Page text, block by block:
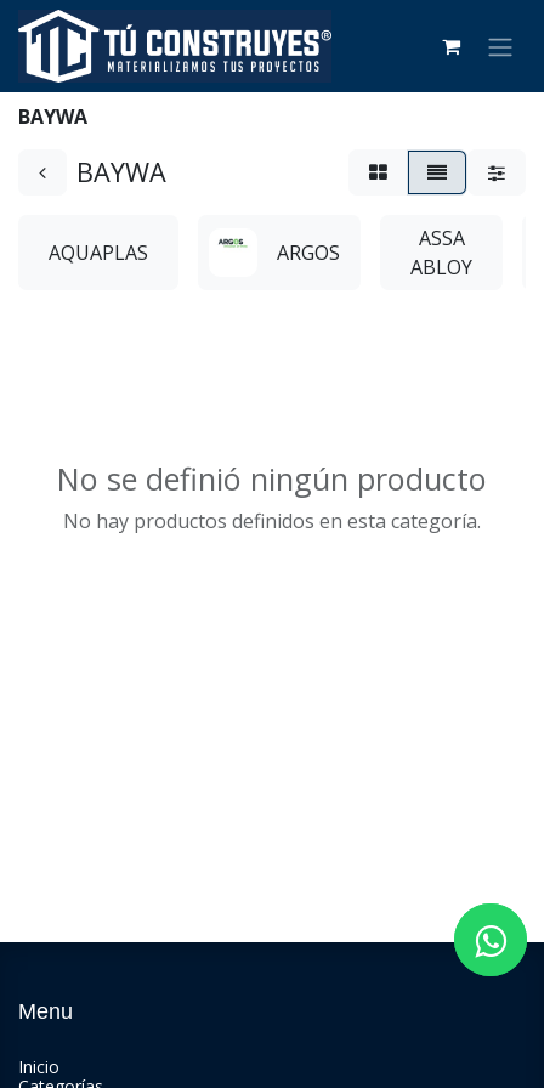
BAYWA
BAYWA
AQUAPLAS ARGOS
ASSA
ABLOY
No se definió ningún producto
No hay productos definidos en esta categoría.
Menu
Inicio